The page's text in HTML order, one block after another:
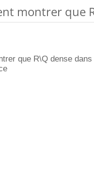
montrer que
que R\Q dense dans